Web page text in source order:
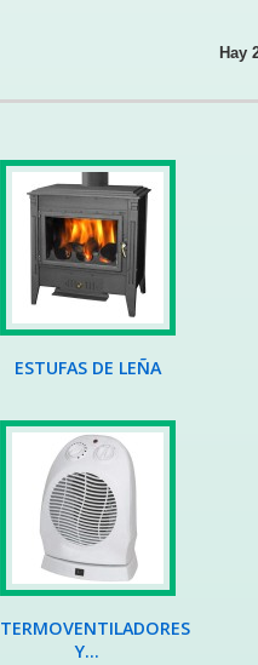
Hay
ESTUFAS DE LEÑA
TERMOVENTILADORES
Y...